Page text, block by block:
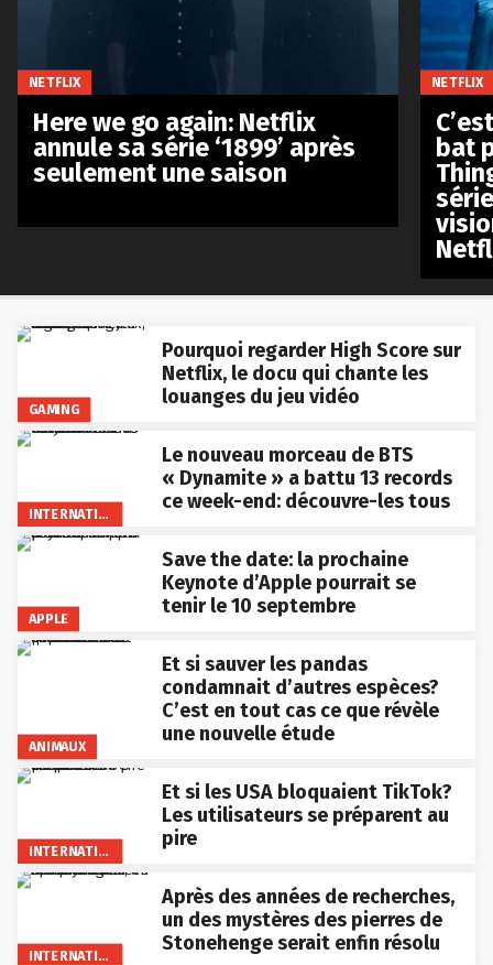
GAMING
Pourquoi regarder High Score sur
Netflix, le docu qui chante les
louanges du jeu vidéo
INTERNATIONAL
Le nouveau morceau de BTS
« Dynamite » a battu 13 records
ce week-end: découvre-les tous
APPLE
Save the date: la prochaine
Keynote d’Apple pourrait se
tenir le 10 septembre
ANIMAUX
Et si sauver les pandas
condamnait d’autres espèces?
C’est en tout cas ce que révèle
une nouvelle étude
INTERNATIONAL
Et si les USA bloquaient TikTok?
Les utilisateurs se préparent au
pire
INTERNATIONAL
Après des années de recherches,
un des mystères des pierres de
Stonehenge serait enfin résolu
NETFLIX
Here we go again: Netflix
annule sa série ‘1899’ après
seulement une saison
NETFLIX
bat